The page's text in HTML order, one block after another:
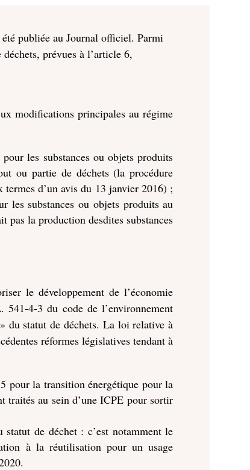
été publiée au Journal officiel. Parmi
prévues à l’article 6,
modifications principales au régime
les substances ou objets produits
ou partie de déchets (la procédure
d’un avis du 13 janvier 2016) ;
les substances ou objets produits au
pas la production desdites substances
le développement de l’économie
4-3 du code de l’environnement
statut de déchets. La loi relative à
réformes législatives tendant à
pour la transition énergétique pour la
traités au sein d’une ICPE pour sortir
statut de déchet : c’est notamment le
à la réutilisation pour un usage